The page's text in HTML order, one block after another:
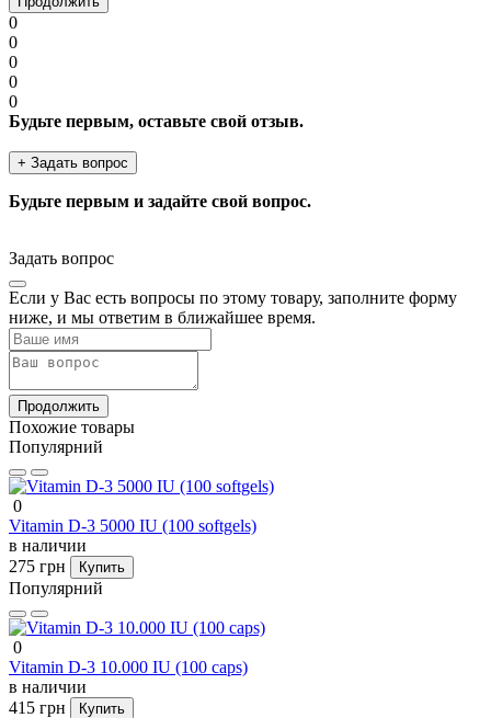
0
0
0
0
0
Будьте первым, оставьте свой отзыв.
+ Задать вопрос
Будьте первым и задайте свой вопрос.
Задать вопрос
Если у Вас есть вопросы по этому товару, заполните форму
ниже, и мы ответим в ближайшее время.
Продолжить
Похожие товары
Популярний
0
Vitamin D-3 5000 IU (100 softgels)
в наличии
275 грн
Купить
Популярний
0
Vitamin D-3 10.000 IU (100 caps)
в наличии
415 грн
Купить